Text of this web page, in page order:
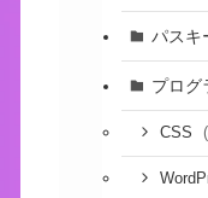
パスキ
プログ
CSS